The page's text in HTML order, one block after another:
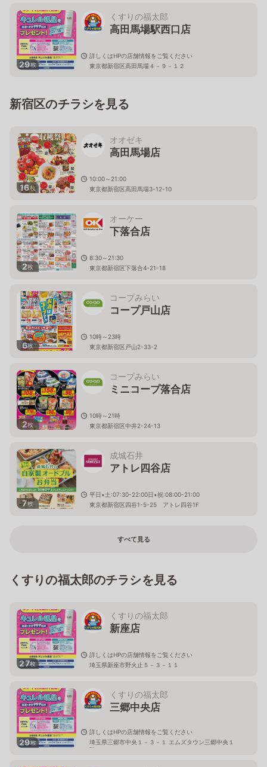
29枚
くすりの福太郎
高田馬場駅西口店
詳しくはHPの店舗情報をご覧ください
東京都新宿区高田馬場４－９－１２
新宿区のチラシを見る
16枚
オオゼキ
高田馬場店
10:00～21:00
東京都新宿区高田馬場3-12-10
2枚
オーケー
下落合店
8:30～21:30
東京都新宿区下落合4-21-18
6枚
コープみらい
コープ戸山店
10時～23時
東京都新宿区戸山2-33-2
2枚
コープみらい
ミニコープ落合店
10時～21時
東京都新宿区中井2-24-13
7枚
成城石井
アトレ四谷店
平日•土:07:30-22:00日•祝:08:00-21:00
東京都新宿区四谷1-5-25 アトレ四谷1F
すべて見る
くすりの福太郎のチラシを見る
27枚
くすりの福太郎
新座店
詳しくはHPの店舗情報をご覧ください
埼玉県新座市野火止５－３－１１
29枚
くすりの福太郎
三郷中央店
詳しくはHPの店舗情報をご覧ください
埼玉県三郷市中央１－３－１ エムズタウン三郷中央１
階